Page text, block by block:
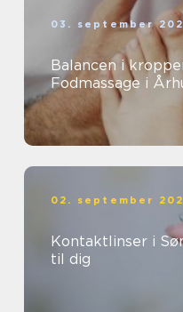
03. september
Balancen i
Fodmassage i
02. september
Kontaktlinser i
til dig